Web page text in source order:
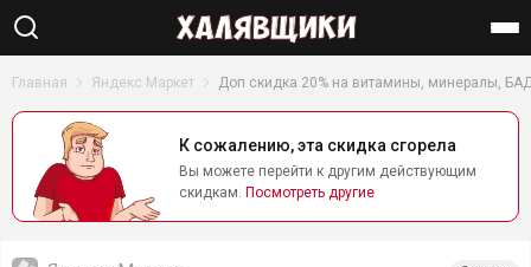
Найти
Главная Яндекс Маркет Доп скидка 20% на витамины, минералы,
К сожалению, эта скидка сгорела
Вы можете перейти к другим действующим
скидкам. Посмотреть другие